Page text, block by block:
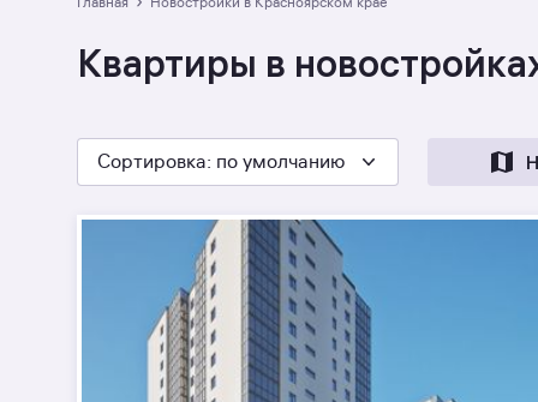
Квартиры в
Сортировка: по умолчанию